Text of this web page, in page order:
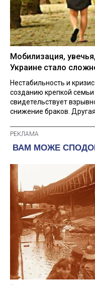
Мобилизация,
Украине стало
Нестабильность и
созданию крепкой
свидетельствует
снижение браков.